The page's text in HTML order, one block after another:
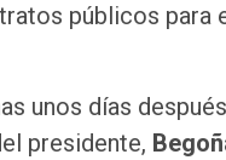
públicos
unos días
presidente,